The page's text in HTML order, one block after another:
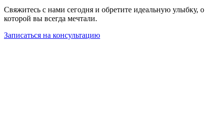
Свяжитесь с нами сегодня и обретите идеальную улыбку, о
которой вы всегда мечтали.
Записаться на консультацию